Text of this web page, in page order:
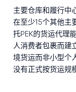
主要仓库和履行中
在至少15个其他主
托PEK的货运代理
人消费者包裹而建
境货运而非小型个
没有正式按货运规